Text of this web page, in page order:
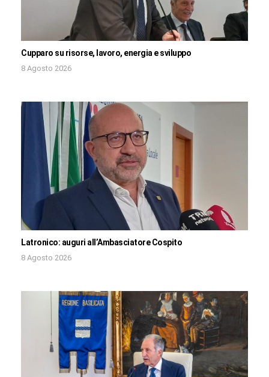
Cupparo su risorse, lavoro, energia e sviluppo
8 Agosto 2026
Latronico: auguri all’Ambasciatore Cospito
8 Agosto 2026